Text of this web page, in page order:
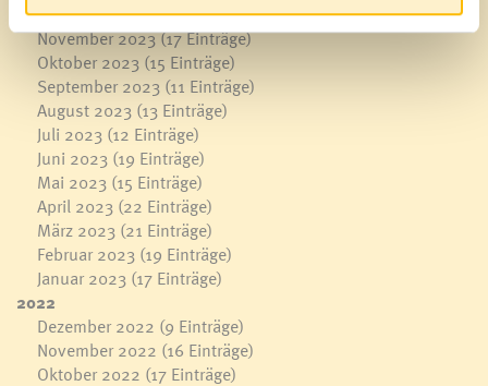
Dezember 2023(7 Einträge)
November 2023(17 Einträge)
Oktober 2023 (15 Einträge)
September 2023 (11 Einträge)
August 2023 (13 Einträge)
Juli 2023 (12 Einträge)
Juni 2023 (19 Einträge)
Mai 2023 (15 Einträge)
April 2023 (22 Einträge)
März 2023 (21 Einträge)
Februar 2023 (19 Einträge)
Januar 2023 (17 Einträge)
2022
Dezember 2022 (9 Einträge)
November 2022 (16 Einträge)
Oktober 2022 (17 Einträge)